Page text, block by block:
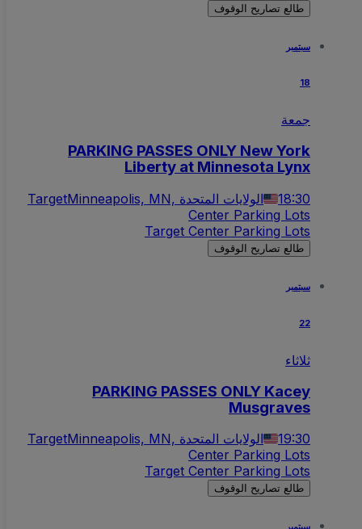
طالع تصاريح الوقوف
سبتمبر
18
جمعة
PARKING PASSES ONLY New York
Liberty at Minnesota Lynx
18:30 Minneapolis, MN, الولايات المتحدة
Target
Center Parking Lots
Target Center Parking Lots
طالع تصاريح الوقوف
سبتمبر
22
ثلاثاء
PARKING PASSES ONLY Kacey
Musgraves
19:30 Minneapolis, MN, الولايات المتحدة
Target
Center Parking Lots
Target Center Parking Lots
طالع تصاريح الوقوف